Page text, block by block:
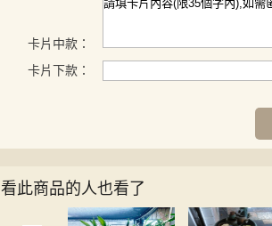
卡片中款：
卡片下款：
看此商品的人也看了